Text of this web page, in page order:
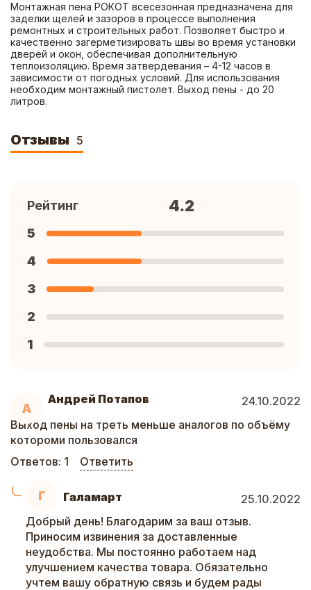
Монтажная пена РОКОТ всесезонная предназначена для
заделки щелей и зазоров в процессе выполнения
ремонтных и строительных работ. Позволяет быстро и
качественно загерметизировать швы во время установки
дверей и окон, обеспечивая дополнительную
теплоизоляцию. Время затвердевания – 4-12 часов в
зависимости от погодных условий. Для использования
необходим монтажный пистолет. Выход пены - до 20
литров.
Отзывы 5
А
Андрей Потапов
24.10.2022
Выход пены на треть меньше аналогов по объёму
котороми пользовался
Ответов: 1 Ответить
Г Галамарт
25.10.2022
Добрый день! Благодарим за ваш отзыв.
Приносим извинения за доставленные
неудобства. Мы постоянно работаем над
улучшением качества товара. Обязательно
учтем вашу обратную связь и будем рады
Рейтинг 4.2
5
4
3
2
1